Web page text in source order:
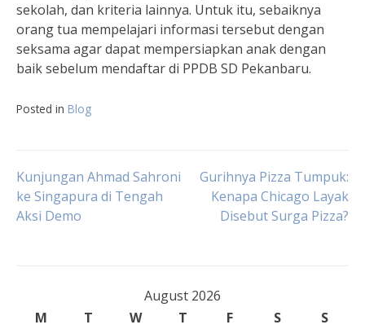
sekolah, dan kriteria lainnya. Untuk itu, sebaiknya
orang tua mempelajari informasi tersebut dengan
seksama agar dapat mempersiapkan anak dengan
baik sebelum mendaftar di PPDB SD Pekanbaru.
Posted in Blog
Post
navigation
Kunjungan Ahmad Sahroni
ke Singapura di Tengah
Aksi Demo
Gurihnya Pizza Tumpuk:
Kenapa Chicago Layak
Disebut Surga Pizza?
August 2026
M
T W T F S
S